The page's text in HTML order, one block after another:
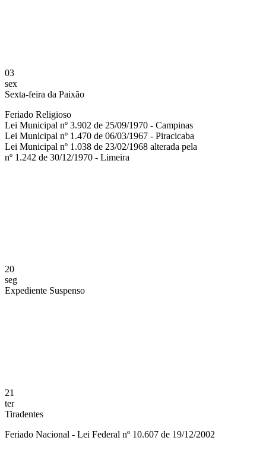
03
sex
Sexta-feira da Paixão
Feriado Religioso
Lei Municipal nº 3.902 de 25/09/1970 - Campinas
Lei Municipal nº 1.470 de 06/03/1967 - Piracicaba
Lei Municipal nº 1.038 de 23/02/1968 alterada pela
nº 1.242 de 30/12/1970 - Limeira
20
seg
Expediente Suspenso
21
ter
Tiradentes
Feriado Nacional - Lei Federal nº 10.607 de 19/12/2002